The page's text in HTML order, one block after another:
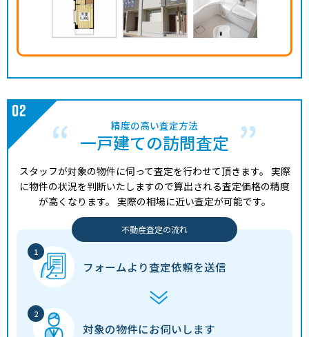
精度の高い査定方法
一戸建ての訪問査定
スタッフが対象の物件に伺って査定を行わせて頂きます。 実際
に物件の状況を判断いたしますので算出される査定価格の精度
が高くなります。 実際の相場に近い査定が可能です。
不動産査定の流れ
フォームより査定依頼を送信
対象の物件にお伺いします